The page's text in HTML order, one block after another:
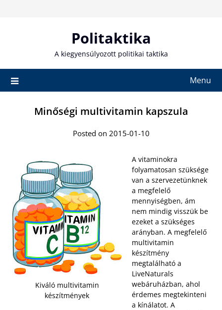
Politaktika
A kiegyensúlyozott politikai taktika
Menu
Minőségi multivitamin kapszula
Posted on 2015-01-10
Kiváló multivitamin
készítmények
A vitaminokra
folyamatosan szüksége
van a szervezetünknek
a megfelelő
mennyiségben, ám
nem mindig visszük be
ezeket a szükséges
arányban. A megfelelő
multivitamin
készítmény
megtalálható a
LiveNaturals
webáruházban, ahol
érdemes megtekinteni
a kínálatot. A